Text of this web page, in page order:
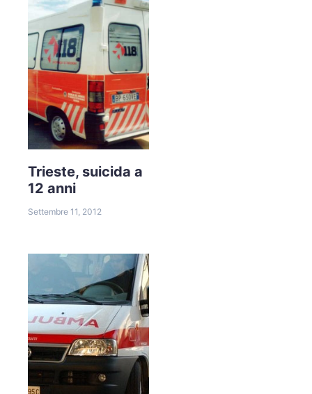
Trieste, suicida a
12 anni
Settembre 11, 2012